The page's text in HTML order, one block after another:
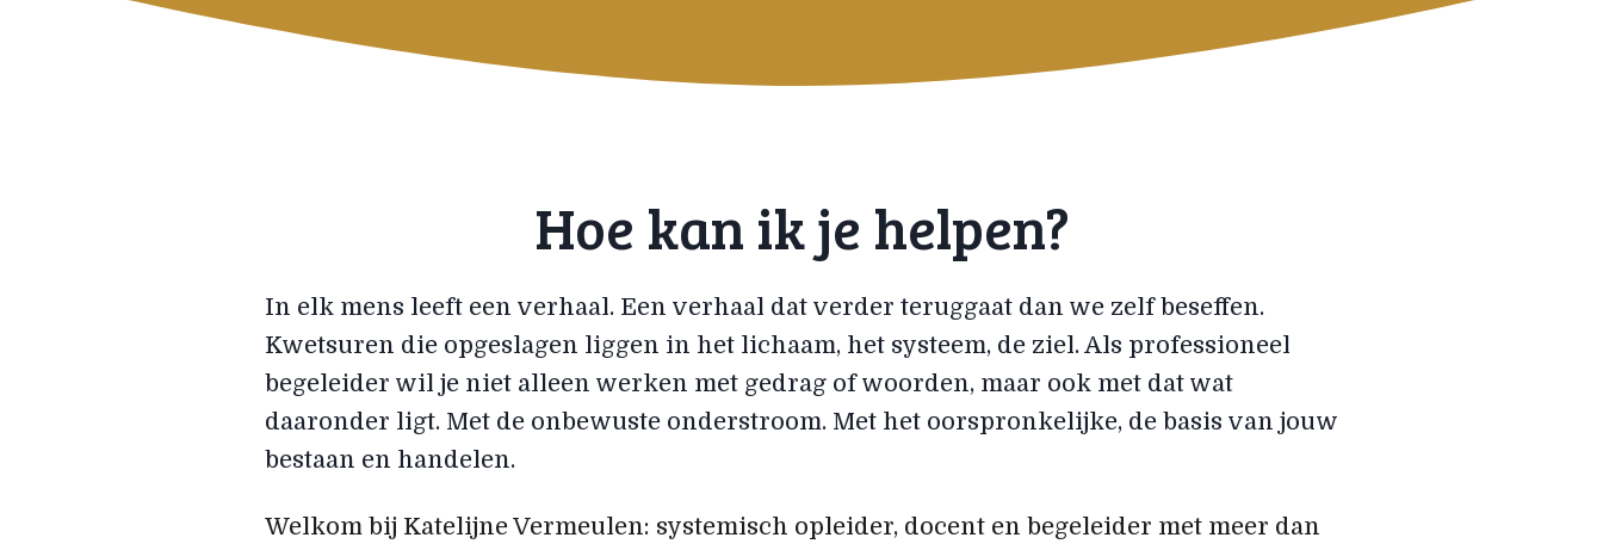
Hoe kan ik je helpen?
In elk mens leeft een verhaal. Een verhaal dat verder teruggaat dan we zelf beseffen.
Kwetsuren die opgeslagen liggen in het lichaam, het systeem, de ziel. Als professioneel
begeleider wil je niet alleen werken met gedrag of woorden, maar ook met dat wat
daaronder ligt. Met de onbewuste onderstroom. Met het oorspronkelijke, de basis van jouw
bestaan en handelen.
Welkom bij Katelijne Vermeulen: systemisch opleider, docent en begeleider met meer dan